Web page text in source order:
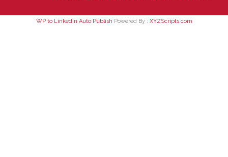
WP to LinkedIn Auto Publish Powered By : XYZScripts.com